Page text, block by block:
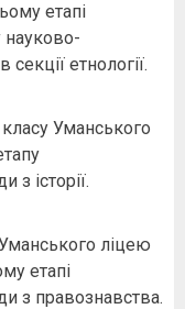
етапі
науково-
етнології.
Уманського
з історії.
ліцею
етапі
з правознавства.